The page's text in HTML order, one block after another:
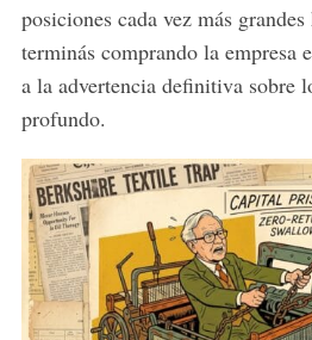
posiciones cada vez más
terminás comprando la empresa
a la advertencia definitiva sobre
profundo.